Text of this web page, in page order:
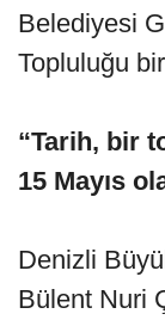
Belediyesi
Topluluğu
“Tarih, bir
15 Mayıs
Denizli
Bülent Nuri